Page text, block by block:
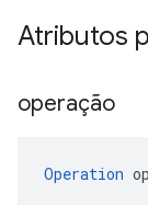
Atributos
operação
Operation